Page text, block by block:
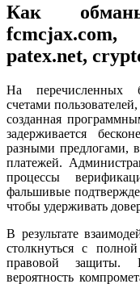
Как
patex.net,
На перечисленных
счетами
созданная
задерживается
разными предлогами,
платежей.
процессы
фальшивые
чтобы удерживать
В результате
столкнуться с
правовой защиты.
вероятность